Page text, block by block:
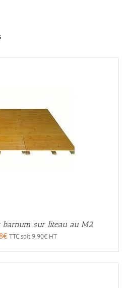
barnum sur liteau au M2
€ TTC soit9,90€ HT